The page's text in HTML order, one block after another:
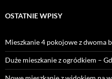
OSTATNIE WPISY
Mieszkanie 4 pokojowe z dwoma
Duże mieszkanie z ogródkiem –